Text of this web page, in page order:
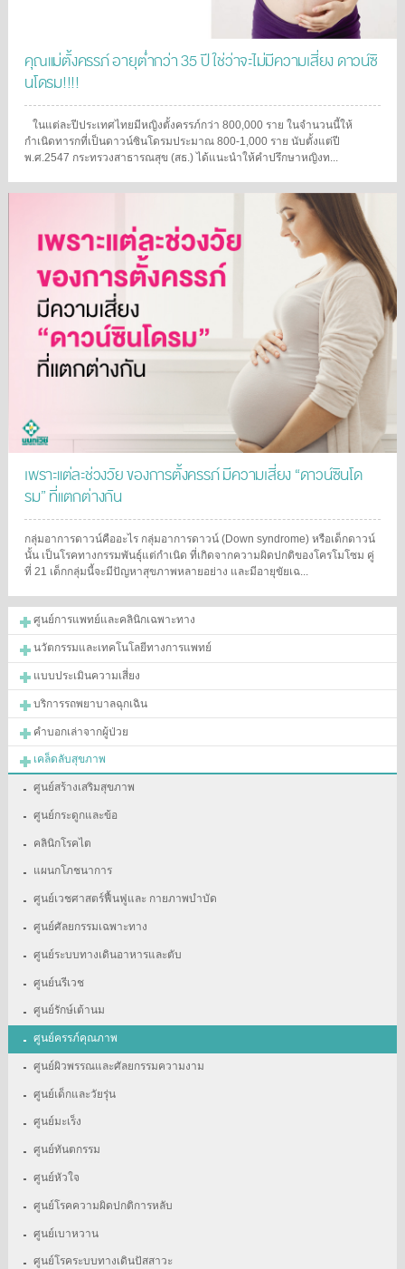
คุณแม่ตั้งครรภ์ อายุต่ำกว่า 35 ปี ใช่ว่าจะไม่มีความเสี่ยง ดาวน์ซิ
นโดรม!!!!
ในแต่ละปีประเทศไทยมีหญิงตั้งครรภ์กว่า 800,000 ราย ในจำนวนนี้ให้
กำเนิดทารกที่เป็นดาวน์ซินโดรมประมาณ 800-1,000 ราย นับตั้งแต่ปี
พ.ศ.2547 กระทรวงสาธารณสุข (สธ.) ได้แนะนำให้คำปรึกษาหญิงท...
เพราะแต่ละช่วงวัย ของการตั้งครรภ์ มีความเสี่ยง “ดาวน์ซินโด
รม” ที่แตกต่างกัน
กลุ่มอาการดาวน์คืออะไร กลุ่มอาการดาวน์ (Down syndrome) หรือเด็กดาวน์
นั้น เป็นโรคทางกรรมพันธุ์แต่กำเนิด ที่เกิดจากความผิดปกติของโครโมโซม คู่
ที่ 21 เด็กกลุ่มนี้จะมีปัญหาสุขภาพหลายอย่าง และมีอายุขัยเฉ...
ศูนย์การแพทย์และคลินิกเฉพาะทาง
นวัตกรรมและเทคโนโลยีทางการแพทย์
แบบประเมินความเสี่ยง
บริการรถพยาบาลฉุกเฉิน
คำบอกเล่าจากผู้ป่วย
เคล็ดลับสุขภาพ
ศูนย์สร้างเสริมสุขภาพ
ศูนย์กระดูกและข้อ
คลินิกโรคไต
แผนกโภชนาการ
ศูนย์เวชศาสตร์ฟื้นฟูและ กายภาพบำบัด
ศูนย์ศัลยกรรมเฉพาะทาง
ศูนย์ระบบทางเดินอาหารและตับ
ศูนย์นรีเวช
ศูนย์รักษ์เต้านม
ศูนย์ครรภ์คุณภาพ
ศูนย์ผิวพรรณและศัลยกรรมความงาม
ศูนย์เด็กและวัยรุ่น
ศูนย์มะเร็ง
ศูนย์ทันตกรรม
ศูนย์หัวใจ
ศูนย์โรคความผิดปกติการหลับ
ศูนย์เบาหวาน
ศูนย์โรคระบบทางเดินปัสสาวะ